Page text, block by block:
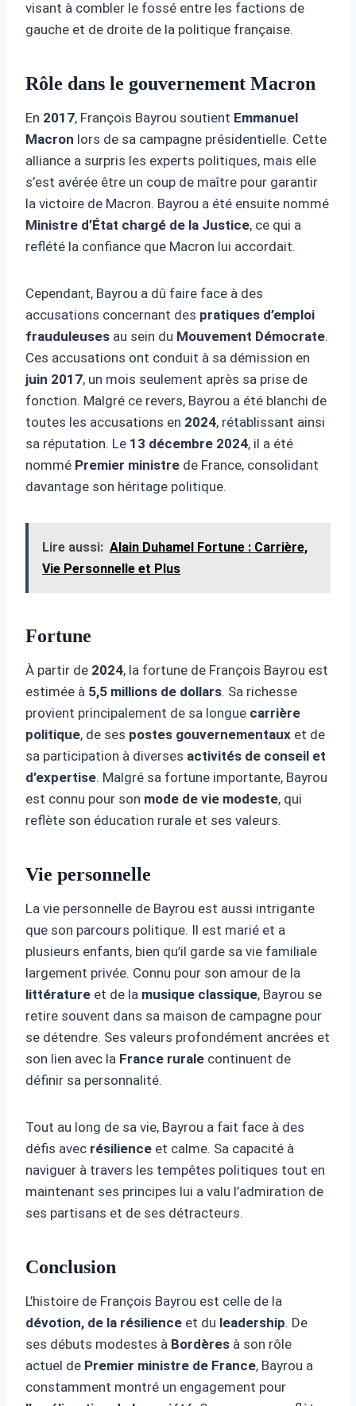
visant à combler le fossé entre les factions de
gauche et de droite de la politique française.
Rôle dans le gouvernement Macron
En 2017, François Bayrou soutient Emmanuel
Macron lors de sa campagne présidentielle. Cette
alliance a surpris les experts politiques, mais elle
s’est avérée être un coup de maître pour garantir
la victoire de Macron. Bayrou a été ensuite nommé
Ministre d’État chargé de la Justice, ce qui a
reflété la confiance que Macron lui accordait.
Cependant, Bayrou a dû faire face à des
accusations concernant des pratiques d’emploi
frauduleuses au sein du Mouvement Démocrate.
Ces accusations ont conduit à sa démission en
juin 2017, un mois seulement après sa prise de
fonction. Malgré ce revers, Bayrou a été blanchi de
toutes les accusations en 2024, rétablissant ainsi
sa réputation. Le 13 décembre 2024, il a été
nommé Premier ministre de France, consolidant
davantage son héritage politique.
Lire aussi: Alain Duhamel Fortune : Carrière,
Vie Personnelle et Plus
Fortune
À partir de 2024, la fortune de François Bayrou est
estimée à 5,5 millions de dollars. Sa richesse
provient principalement de sa longue carrière
politique, de ses postes gouvernementaux et de
sa participation à diverses activités de conseil et
d’expertise. Malgré sa fortune importante, Bayrou
est connu pour son mode de vie modeste, qui
reflète son éducation rurale et ses valeurs.
Vie personnelle
La vie personnelle de Bayrou est aussi intrigante
que son parcours politique. Il est marié et a
plusieurs enfants, bien qu’il garde sa vie familiale
largement privée. Connu pour son amour de la
littérature et de la musique classique, Bayrou se
retire souvent dans sa maison de campagne pour
se détendre. Ses valeurs profondément ancrées et
son lien avec la France rurale continuent de
définir sa personnalité.
Tout au long de sa vie, Bayrou a fait face à des
défis avec résilience et calme. Sa capacité à
naviguer à travers les tempêtes politiques tout en
maintenant ses principes lui a valu l’admiration de
ses partisans et de ses détracteurs.
Conclusion
L’histoire de François Bayrou est celle de la
dévotion, de la résilience et du leadership. De
ses débuts modestes à Bordères à son rôle
actuel de Premier ministre de France, Bayrou a
constamment montré un engagement pour